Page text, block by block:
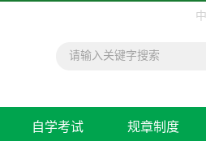
自学考试 规章制度